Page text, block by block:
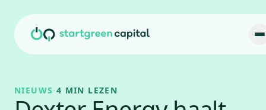
NIEUWS·4 MIN LEZEN